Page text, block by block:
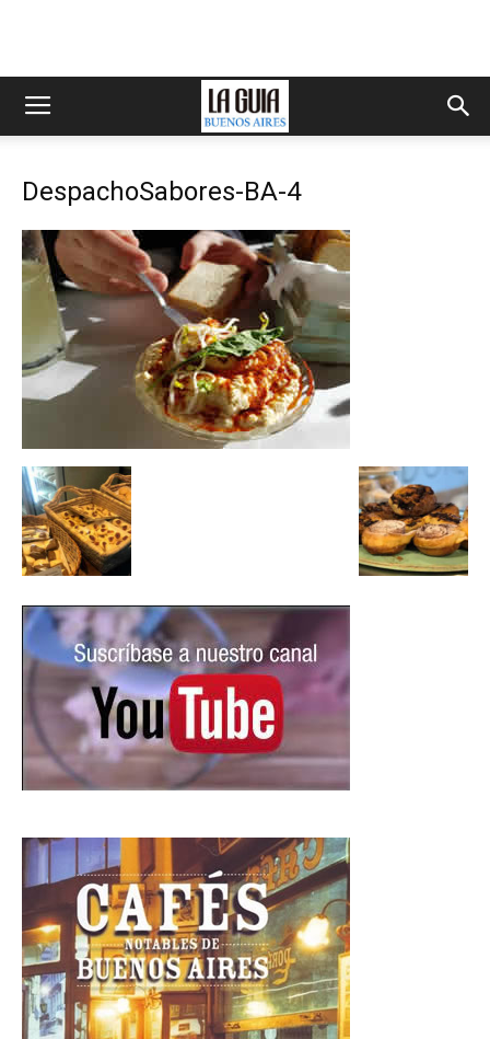
DespachoSabores-BA-4